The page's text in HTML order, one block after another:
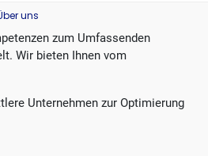
uns
zum Umfassenden
Wir bieten Ihnen vom
Unternehmen zur Optimierung